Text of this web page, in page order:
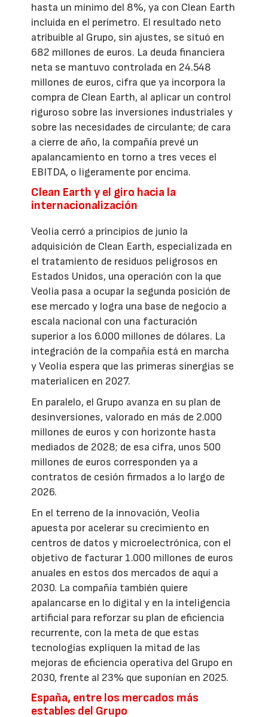
hasta un mínimo del 8%, ya con Clean Earth
incluida en el perímetro. El resultado neto
atribuible al Grupo, sin ajustes, se situó en
682 millones de euros. La deuda financiera
neta se mantuvo controlada en 24.548
millones de euros, cifra que ya incorpora la
compra de Clean Earth, al aplicar un control
riguroso sobre las inversiones industriales y
sobre las necesidades de circulante; de cara
a cierre de año, la compañía prevé un
apalancamiento en torno a tres veces el
EBITDA, o ligeramente por encima.
Clean Earth y el giro hacia la
internacionalización
Veolia cerró a principios de junio la
adquisición de Clean Earth, especializada en
el tratamiento de residuos peligrosos en
Estados Unidos, una operación con la que
Veolia pasa a ocupar la segunda posición de
ese mercado y logra una base de negocio a
escala nacional con una facturación
superior a los 6.000 millones de dólares. La
integración de la compañía está en marcha
y Veolia espera que las primeras sinergias se
materialicen en 2027.
En paralelo, el Grupo avanza en su plan de
desinversiones, valorado en más de 2.000
millones de euros y con horizonte hasta
mediados de 2028; de esa cifra, unos 500
millones de euros corresponden ya a
contratos de cesión firmados a lo largo de
2026.
En el terreno de la innovación, Veolia
apuesta por acelerar su crecimiento en
centros de datos y microelectrónica, con el
objetivo de facturar 1.000 millones de euros
anuales en estos dos mercados de aquí a
2030. La compañía también quiere
apalancarse en lo digital y en la inteligencia
artificial para reforzar su plan de eficiencia
recurrente, con la meta de que estas
tecnologías expliquen la mitad de las
mejoras de eficiencia operativa del Grupo en
2030, frente al 23% que suponían en 2025.
España, entre los mercados más
estables del Grupo